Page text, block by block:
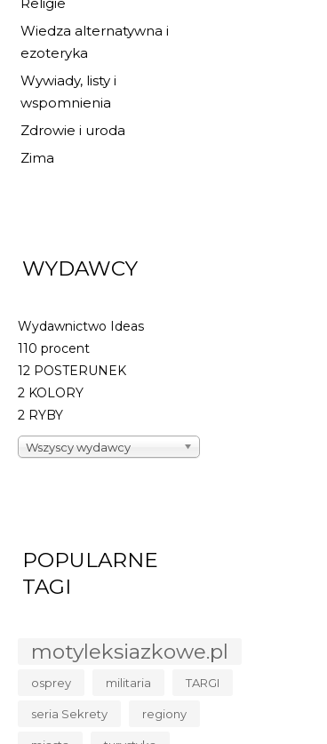
Wiedza alternatywna i
ezoteryka
Wywiady, listy i
wspomnienia
Zdrowie i uroda
Zima
WYDAWCY
Wydawnictwo Ideas
110 procent
12 POSTERUNEK
2 KOLORY
2 RYBY
Wszyscy wydawcy
POPULARNE
TAGI
motyleksiazkowe.pl
osprey militaria TARGI
seria Sekrety regiony